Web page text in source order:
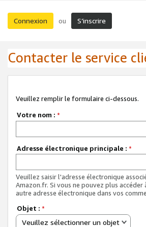
Connexion ou S’inscrire
Contacter le service
Veuillez remplir le formulaire ci-dessous.
Votre nom : *
Adresse électronique principale : *
Veuillez saisir l'adresse électronique
Amazon.fr. Si vous ne pouvez plus
autre adresse électronique dans vos
Objet : *
Veuillez sélectionner un objet